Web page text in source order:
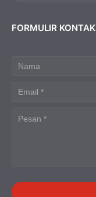
FORMULIR KONTAK